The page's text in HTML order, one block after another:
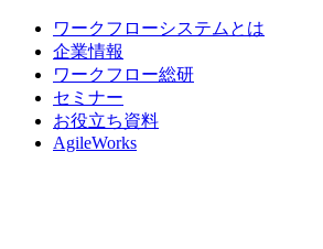
ワークフローシステムとは
企業情報
ワークフロー総研
セミナー
お役立ち資料
AgileWorks